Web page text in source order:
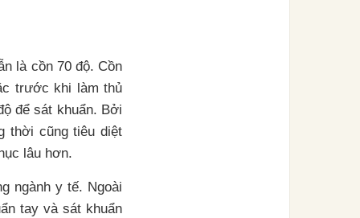
là cồn 70 độ. Cồn
trước khi làm thủ
để sát khuẩn. Bởi
thời cũng tiêu diệt
lâu hơn.
ngành y tế. Ngoài
tay và sát khuẩn